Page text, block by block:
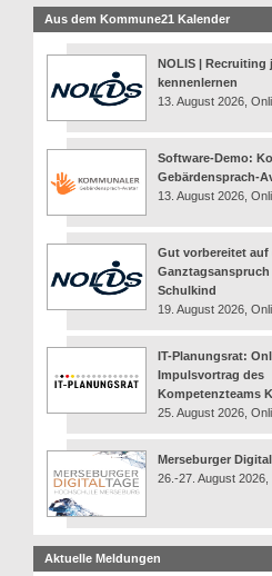
Aus dem Kommune21 Kalender
NOLIS | Recruiting
kennenlernen
13. August 2026,
Software-Demo:
Gebärdensprach-
13. August 2026,
Gut vorbereitet auf
Ganztagsanspruch
Schulkind
19. August 2026,
IT-Planungsrat:
Impulsvortrag des
Kompetenzteams
25. August 2026,
Merseburger
26.-27. August
Aktuelle Meldungen